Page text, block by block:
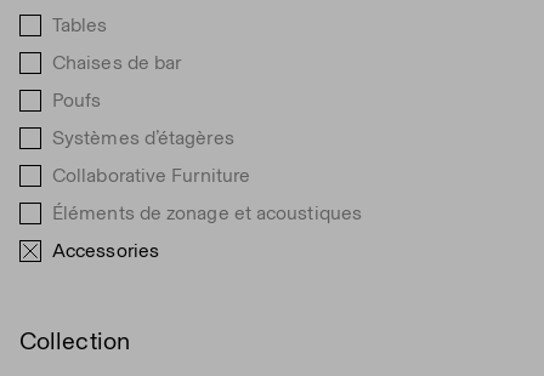
Tables
Chaises de bar
Poufs
Systèmes d’étagères
Collaborative Furniture
Éléments de zonage et acoustiques
Accessories
Collection